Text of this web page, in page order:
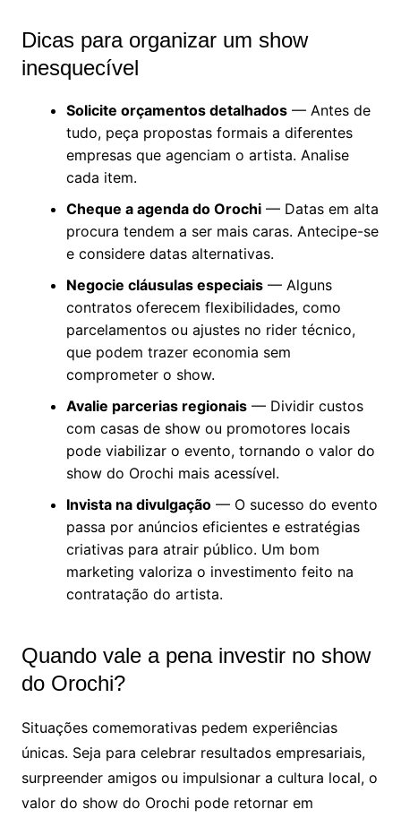
Dicas para organizar um show
inesquecível
Solicite orçamentos detalhados— Antes de
tudo, peça propostas formais a diferentes
empresas que agenciam o artista. Analise
cada item.
Cheque a agenda do Orochi— Datas em alta
procura tendem a ser mais caras. Antecipe-se
e considere datas alternativas.
Negocie cláusulas especiais— Alguns
contratos oferecem flexibilidades, como
parcelamentos ou ajustes no rider técnico,
que podem trazer economia sem
comprometer o show.
Avalie parcerias regionais— Dividir custos
com casas de show ou promotores locais
pode viabilizar o evento, tornando o valor do
show do Orochi mais acessível.
Invista na divulgação— O sucesso do evento
passa por anúncios eficientes e estratégias
criativas para atrair público. Um bom
marketing valoriza o investimento feito na
contratação do artista.
Quando vale a pena investir no show
do Orochi?
Situações comemorativas pedem experiências
únicas. Seja para celebrar resultados empresariais,
surpreender amigos ou impulsionar a cultura local, o
valor do show do Orochi pode retornar em